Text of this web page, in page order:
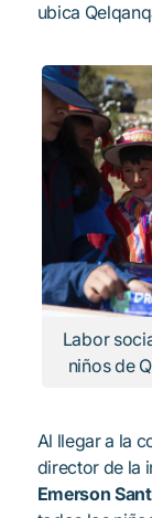
ubica
Labor
niños de
Al llegar a la
director de la
Emerson